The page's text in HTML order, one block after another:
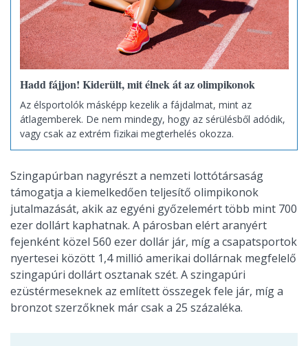
Hadd fájjon! Kiderült, mit élnek át az olimpikonok
Az élsportolók másképp kezelik a fájdalmat, mint az
átlagemberek. De nem mindegy, hogy az sérülésből adódik,
vagy csak az extrém fizikai megterhelés okozza.
Szingapúrban nagyrészt a nemzeti lottótársaság
támogatja a kiemelkedően teljesítő olimpikonok
jutalmazását, akik az egyéni győzelemért több mint 700
ezer dollárt kaphatnak. A párosban elért aranyért
fejenként közel 560 ezer dollár jár, míg a csapatsportok
nyertesei között 1,4 millió amerikai dollárnak megfelelő
szingapúri dollárt osztanak szét. A szingapúri
ezüstérmeseknek az említett összegek fele jár, míg a
bronzot szerzőknek már csak a 25 százaléka.